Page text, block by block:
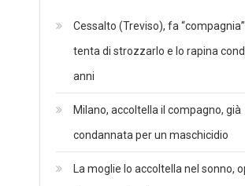
Cessalto (Treviso), fa
tenta di strozzarlo e lo rapina
anni
Milano, accoltella il compagno, già
condannata per un maschicidio
La moglie lo accoltella nel sonno,